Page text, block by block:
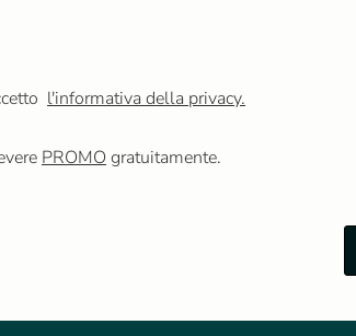
l'informativa della privacy.
PROMO gratuitamente.